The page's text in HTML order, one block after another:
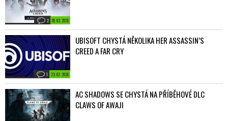
05. 03. 2026
2
23. 02. 2026
1
UBISOFT CHYSTÁ NĚKOLIKA HER ASSASSIN’S
CREED A FAR CRY
AC SHADOWS SE CHYSTÁ NA PŘÍBĚHOVÉ DLC
CLAWS OF AWAJI